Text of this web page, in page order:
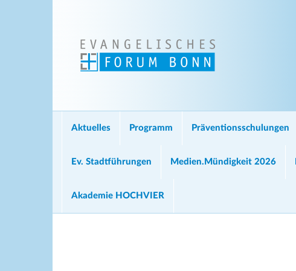
Aktuelles Programm Präventionsschulungen
Ev. Stadtführungen Medien.Mündigkeit 2026
Akademie HOCHVIER